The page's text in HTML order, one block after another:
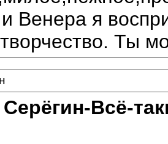
Венера я
Ты
Всё-